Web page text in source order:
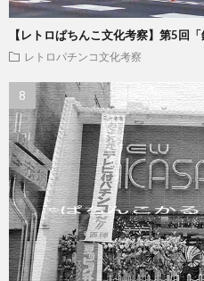
【レトロぱちんこ文化考察】第5回
レトロパチンコ文化考察